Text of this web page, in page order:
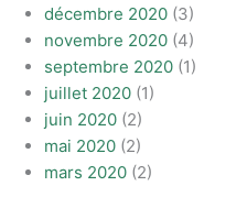
décembre 2020 (3)
novembre 2020 (4)
septembre 2020 (1)
juillet 2020 (1)
juin 2020 (2)
mai 2020 (2)
mars 2020 (2)